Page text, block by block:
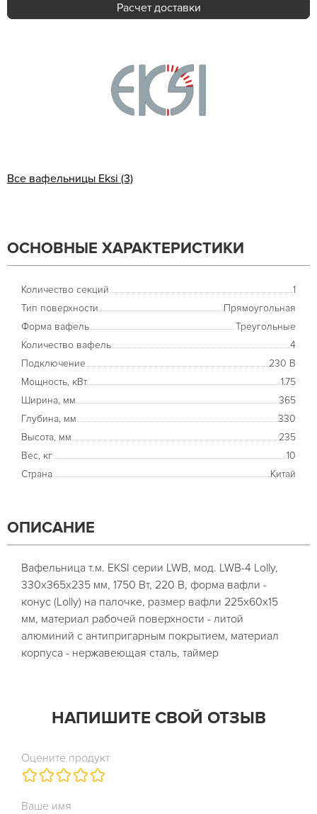
Расчет доставки
Все вафельницы Eksi (3)
ОСНОВНЫЕ ХАРАКТЕРИСТИКИ
Количество секций
1
Тип поверхности
Прямоугольная
Форма вафель
Треугольные
Количество вафель
4
Подключение
230 В
Мощность, кВт
1.75
Ширина, мм
365
Глубина, мм
330
Высота, мм
235
Вес, кг
10
Страна
Китай
ОПИСАНИЕ
Вафельница т.м. EKSI серии LWB, мод. LWB-4 Lolly,
330x365x235 мм, 1750 Вт, 220 В, форма вафли -
конус (Lolly) на палочке, размер вафли 225х60х15
мм, материал рабочей поверхности - литой
алюминий с антипригарным покрытием, материал
корпуса - нержавеющая сталь, таймер
НАПИШИТЕ СВОЙ ОТЗЫВ
Оцените продукт
Ваше имя